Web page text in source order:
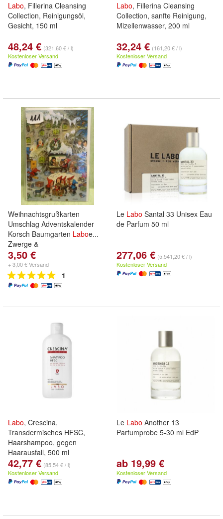
Labo, Fillerina Cleansing
Collection, Reinigungsöl,
Gesicht, 150 ml
48,24 € (321,60 € / l)
Kostenloser Versand
Labo, Fillerina Cleansing
Collection, sanfte Reinigung,
Mizellenwasser, 200 ml
32,24 € (161,20 € / l)
Kostenloser Versand
Weihnachtsgrußkarten
Umschlag Adventskalender
Korsch Baumgarten Laboe...
Zwerge &
3,50 €
+ 3,00 € Versand
1
Le Labo Santal 33 Unisex Eau
de Parfum 50 ml
277,06 € (5.541,20 € / l)
Kostenloser Versand
Labo, Crescina,
Transdermisches HFSC,
Haarshampoo, gegen
Haarausfall, 500 ml
42,77 € (85,54 € / l)
Kostenloser Versand
Le Labo Another 13
Parfumprobe 5-30 ml EdP
ab 19,99 €
Kostenloser Versand